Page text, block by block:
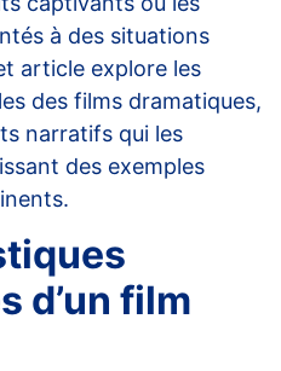
à des situations
article explore les
des films dramatiques,
narratifs qui les
des exemples
d’un film